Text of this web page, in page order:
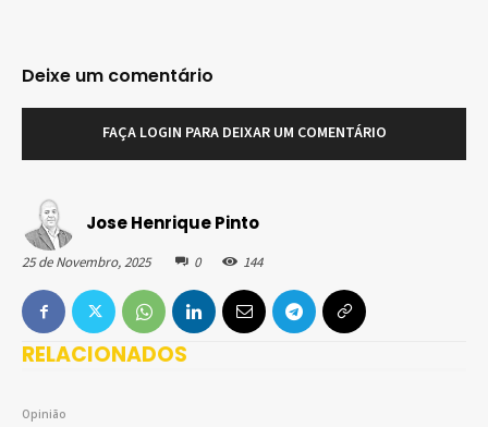
Jose Henrique Pinto
25 de Novembro, 2025 0 144
RELACIONADOS
Opinião
Deixe um comentário
FAÇA LOGIN PARA DEIXAR UM COMENTÁRIO